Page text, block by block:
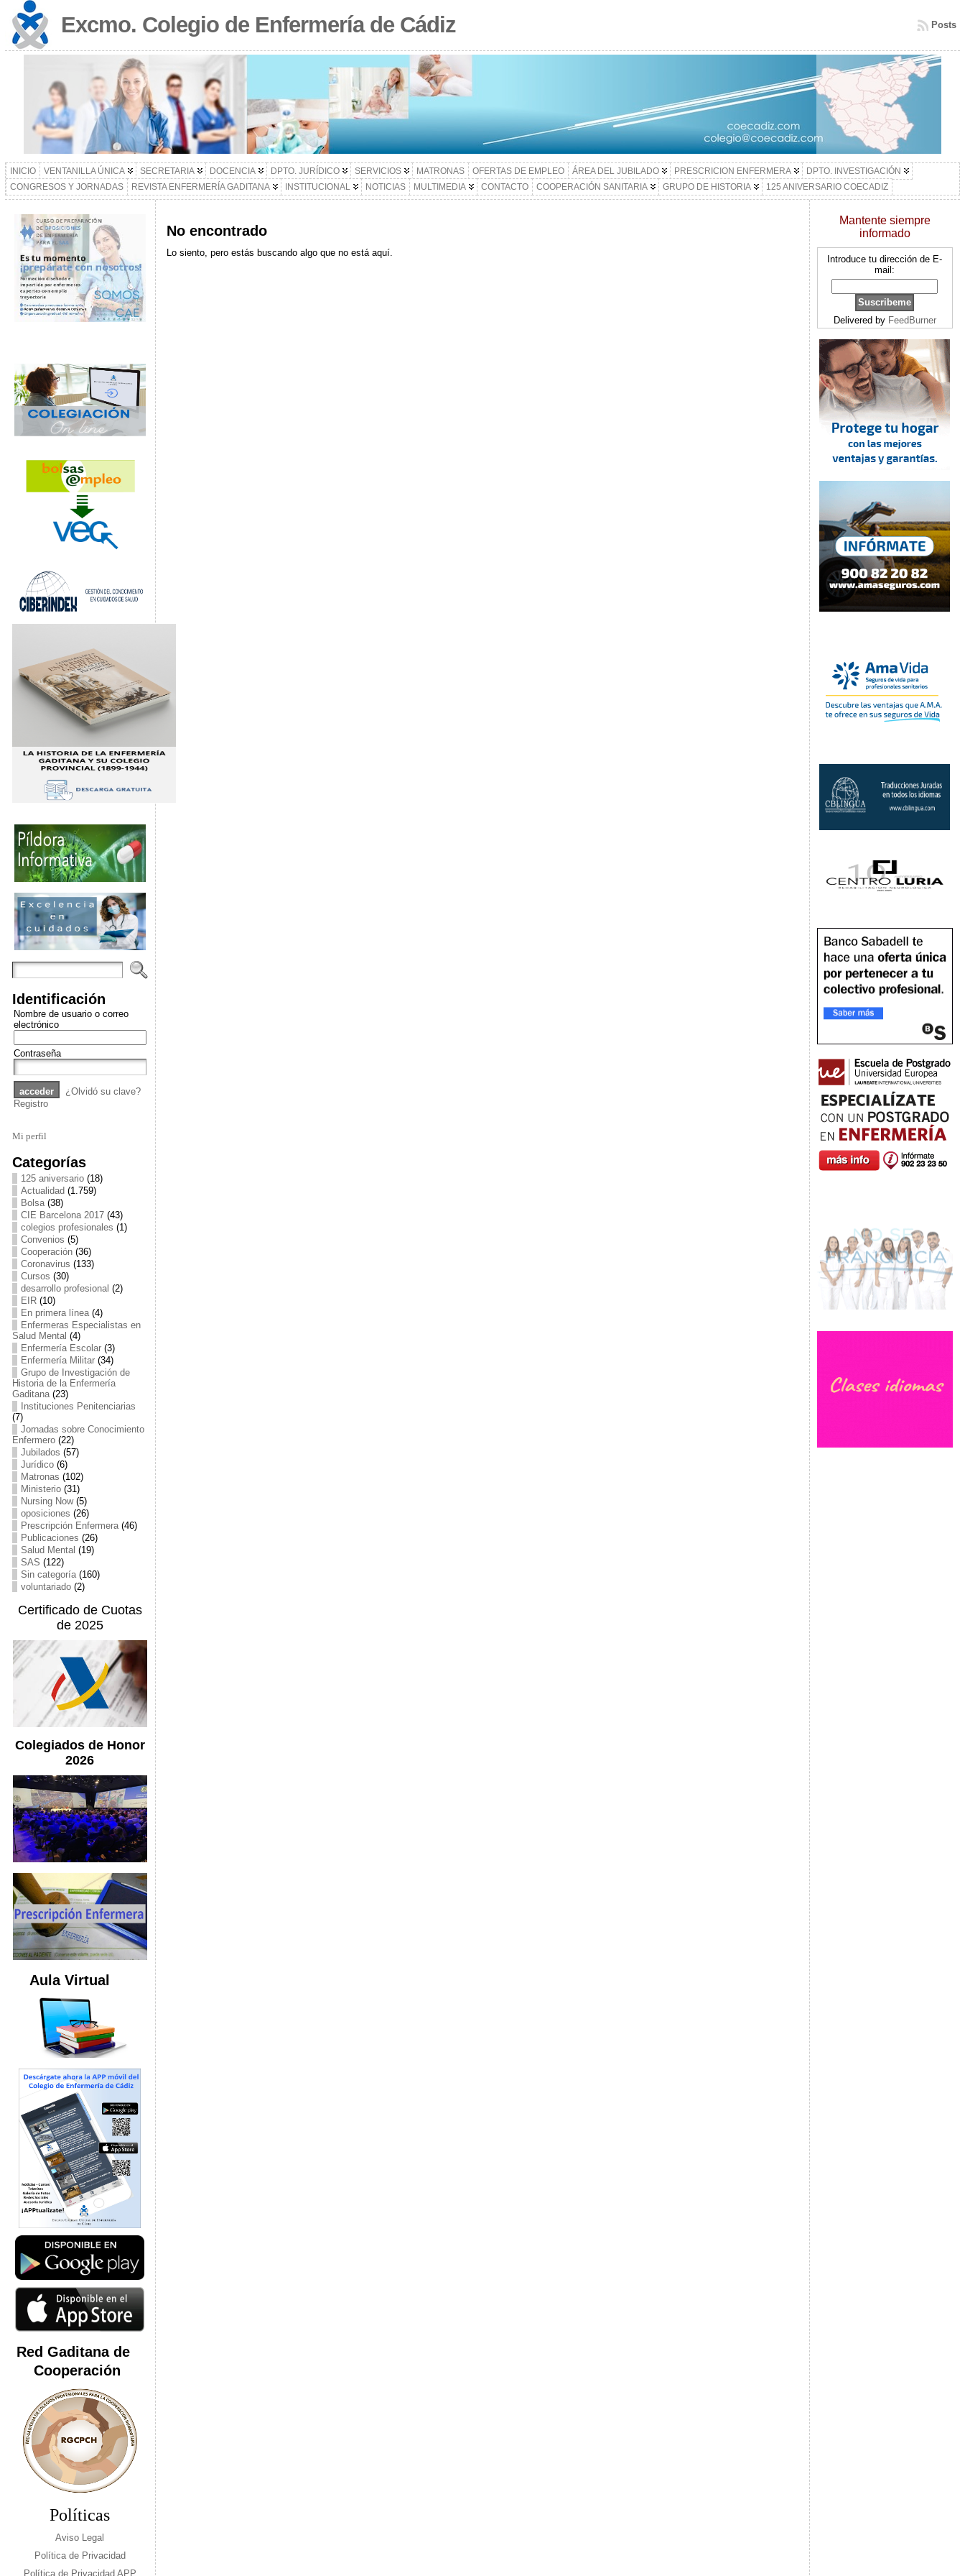
Excmo. Colegio de Enfermería de Cádiz Posts
INICIO VENTANILLA ÚNICA SECRETARIA DOCENCIA DPTO. JURÍDICO SERVICIOS MATRONAS OFERTAS DE EMPLEO ÁREA DEL JUBILADO PRESCRICION ENFERMERA
DPTO. INVESTIGACIÓN
CONGRESOS Y JORNADAS
REVISTA ENFERMERÍA GADITANA INSTITUCIONAL NOTICIAS MULTIMEDIA CONTACTO COOPERACIÓN SANITARIA GRUPO DE HISTORIA 125 ANIVERSARIO COECADIZ
Identificación
Nombre de usuario o correo
electrónico
Contraseña
¿Olvidó su clave?
Registro
Mi perfil
Categorías
125 aniversario(18)
Actualidad (1.759)
Bolsa(38)
CIE Barcelona 2017(43)
colegios profesionales (1)
Convenios (5)
Cooperación(36)
Coronavirus (133)
Cursos (30)
desarrollo profesional (2)
EIR(10)
En primera línea(4)
Enfermeras Especialistas en
Salud Mental (4)
Enfermería Escolar(3)
Enfermería Militar(34)
Grupo de Investigación de
Historia de la Enfermería
Gaditana(23)
Instituciones Penitenciarias
(7)
Jornadas sobre Conocimiento
Enfermero(22)
Jubilados (57)
Jurídico(6)
Matronas (102)
Ministerio(31)
Nursing Now(5)
oposiciones (26)
Prescripción Enfermera(46)
Publicaciones (26)
Salud Mental (19)
SAS (122)
Sin categoría(160)
voluntariado(2)
Certificado de Cuotas
de 2025
Colegiados de Honor
2026
Aula Virtual
Red Gaditana de
Cooperación
Políticas
Aviso Legal
Política de Privacidad
Política de Privacidad APP
No encontrado
Lo siento, pero estás buscando algo que no está aquí.
Mantente siempre
informado
Introduce tu dirección de E-
mail:
Delivered by FeedBurner